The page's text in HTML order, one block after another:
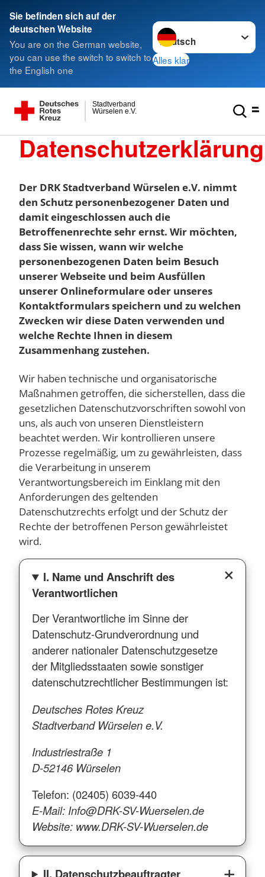
Sie befinden sich auf der
deutschen Website
You are on the German website,
you can use the switch to switch to
the English one
Sprache wechseln zu
Alles klar
Würselen e.V.
Stadtverband
Datenschutzerklärung
Der DRK Stadtverband Würselen e.V. nimmt
den Schutz personenbezogener Daten und
damit eingeschlossen auch die
Betroffenenrechte sehr ernst. Wir möchten,
dass Sie wissen, wann wir welche
personenbezogenen Daten beim Besuch
unserer Webseite und beim Ausfüllen
unserer Onlineformulare oder unseres
Kontaktformulars speichern und zu welchen
Zwecken wir diese Daten verwenden und
welche Rechte Ihnen in diesem
Zusammenhang zustehen.
Wir haben technische und organisatorische
Maßnahmen getroffen, die sicherstellen, dass die
gesetzlichen Datenschutzvorschriften sowohl von
uns, als auch von unseren Dienstleistern
beachtet werden. Wir kontrollieren unsere
Prozesse regelmäßig, um zu gewährleisten, dass
die Verarbeitung in unserem
Verantwortungsbereich im Einklang mit den
Anforderungen des geltenden
Datenschutzrechts erfolgt und der Schutz der
Rechte der betroffenen Person gewährleistet
wird.
I. Name und Anschrift des
Verantwortlichen
Der Verantwortliche im Sinne der
Datenschutz-Grundverordnung und
anderer nationaler Datenschutzgesetze
der Mitgliedsstaaten sowie sonstiger
datenschutzrechtlicher Bestimmungen ist:
Deutsches Rotes Kreuz
Stadtverband Würselen e.V.
Industriestraße 1
D-52146 Würselen
Telefon: (02405) 6039-440
E-Mail: Info@DRK-SV-Wuerselen.de
Website: www.DRK-SV-Wuerselen.de
II. Datenschutzbeauftragter